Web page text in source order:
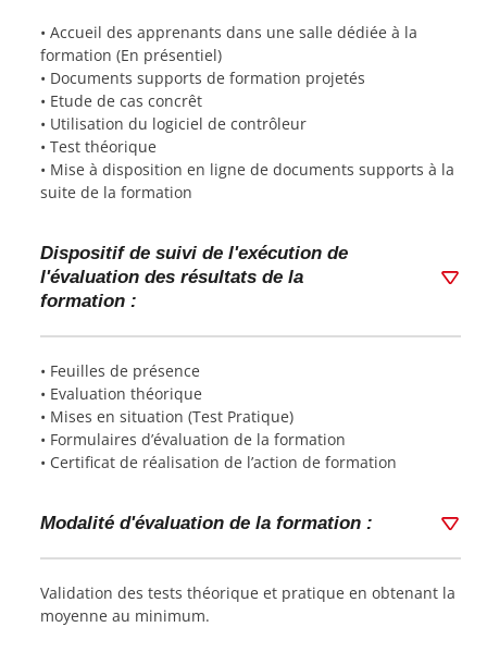
• Accueil des apprenants dans une salle dédiée à la
formation (En présentiel)
• Documents supports de formation projetés
• Etude de cas concrêt
• Utilisation du logiciel de contrôleur
• Test théorique
• Mise à disposition en ligne de documents supports à la
suite de la formation
Dispositif de suivi de l'exécution de
l'évaluation des résultats de la
formation :
• Feuilles de présence
• Evaluation théorique
• Mises en situation (Test Pratique)
• Formulaires d’évaluation de la formation
• Certificat de réalisation de l’action de formation
Modalité d'évaluation de la formation :
Validation des tests théorique et pratique en obtenant la
moyenne au minimum.